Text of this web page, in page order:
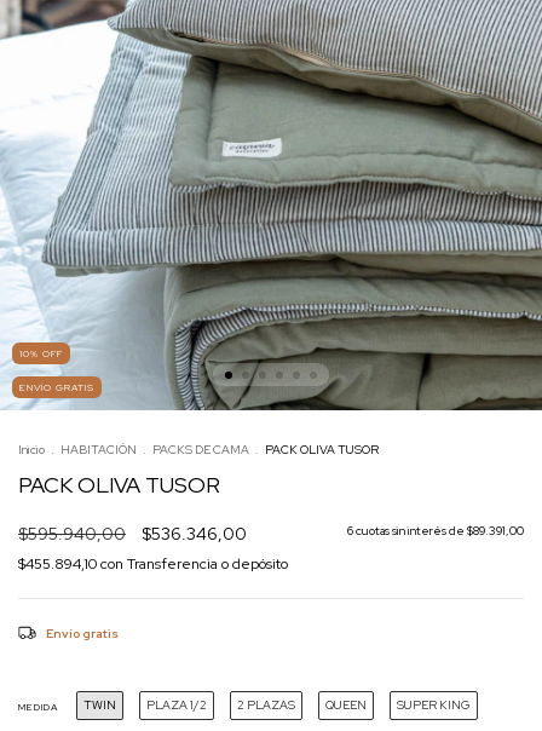
10% OFF
ENVÍO GRATIS
Inicio . HABITACIÓN . PACKS DE CAMA . PACK OLIVA TUSOR
PACK OLIVA TUSOR
$595.940,00 $536.346,00 6cuotas sin interés de $89.391,00
$455.894,10con Transferencia o depósito
Envío gratis
MEDIDA TWIN PLAZA 1/2 2 PLAZAS QUEEN SUPER KING